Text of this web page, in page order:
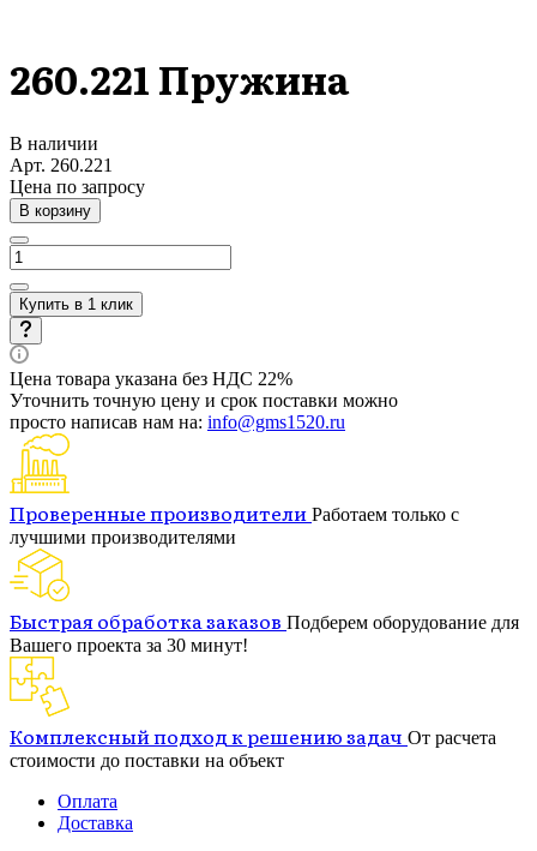
260.221 Пружина
В наличии
Арт. 260.221
Цена по запросу
В корзину
Купить в 1 клик
Цена товара указана без НДС 22%
Уточнить точную цену и срок поставки можно
просто написав нам на: info@gms1520.ru
Проверенные производители Работаем только с
лучшими производителями
Быстрая обработка заказов Подберем оборудование для
Вашего проекта за 30 минут!
Комплексный подход к решению задач От расчета
стоимости до поставки на объект
Оплата
Доставка